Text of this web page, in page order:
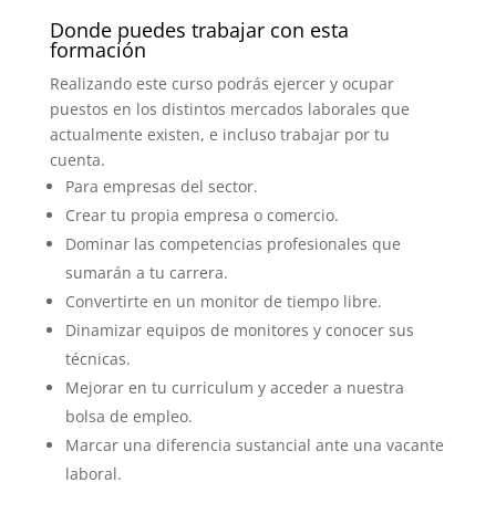
Donde puedes trabajar con esta
formación
Realizando este curso podrás ejercer y ocupar
puestos en los distintos mercados laborales que
actualmente existen, e incluso trabajar por tu
cuenta.
Para empresas del sector.
Crear tu propia empresa o comercio.
Dominar las competencias profesionales que
sumarán a tu carrera.
Convertirte en un monitor de tiempo libre.
Dinamizar equipos de monitores y conocer sus
técnicas.
Mejorar en tu curriculum y acceder a nuestra
bolsa de empleo.
Marcar una diferencia sustancial ante una vacante
laboral.